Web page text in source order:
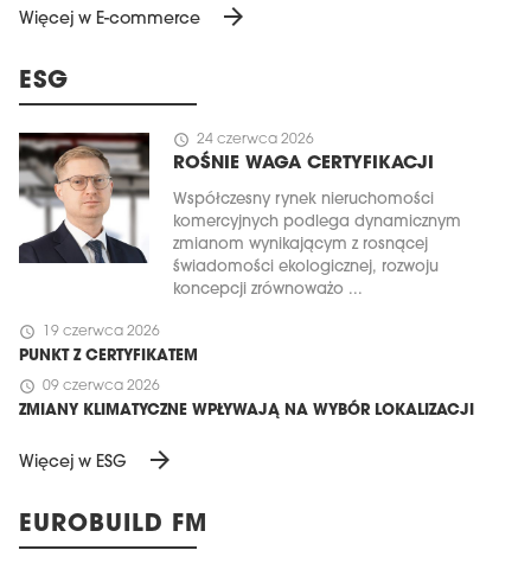
Więcej w E-commerce arrow_forward
ESG
schedule 24 czerwca 2026
ROŚNIE WAGA CERTYFIKACJI
Współczesny rynek nieruchomości
komercyjnych podlega dynamicznym
zmianom wynikającym z rosnącej
świadomości ekologicznej, rozwoju
koncepcji zrównoważo ...
schedule 19 czerwca 2026
PUNKT Z CERTYFIKATEM
schedule 09 czerwca 2026
ZMIANY KLIMATYCZNE WPŁYWAJĄ NA WYBÓR LOKALIZACJI
Więcej w ESG arrow_forward
EUROBUILD FM